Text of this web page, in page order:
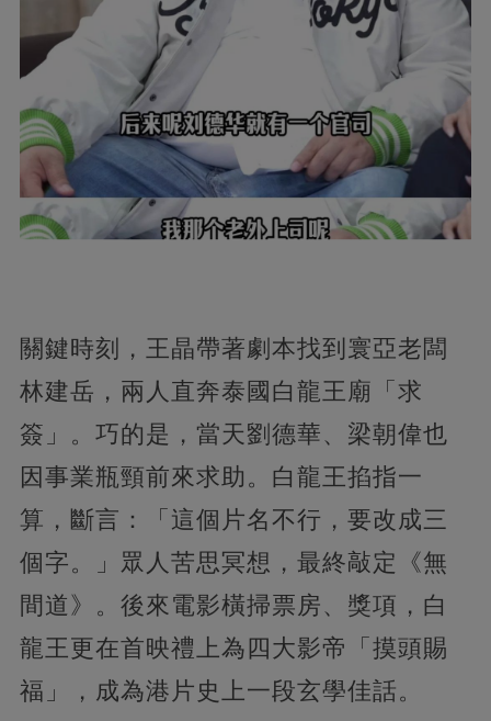
關鍵時刻，王晶帶著劇本找到寰亞老闆
林建岳，兩人直奔泰國白龍王廟「求
簽」。巧的是，當天劉德華、梁朝偉也
因事業瓶頸前來求助。白龍王掐指一
算，斷言：「這個片名不行，要改成三
個字。」眾人苦思冥想，最終敲定《無
間道》。後來電影橫掃票房、獎項，白
龍王更在首映禮上為四大影帝「摸頭賜
福」，成為港片史上一段玄學佳話。